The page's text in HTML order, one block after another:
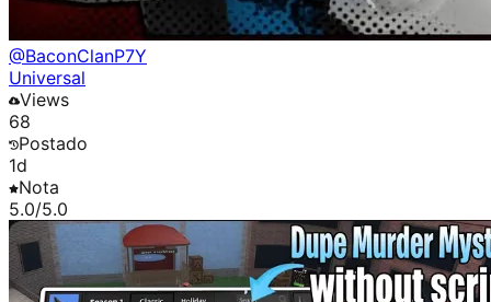
@BaconClanP7Y
Universal
Views
68
Postado
1d
Nota
5.0/5.0